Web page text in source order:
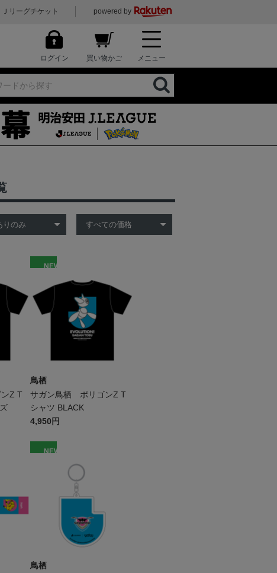
Ｊリーグチケット powered by
ログイン 買い物かご メニュー
Z T
NEW
鳥栖
サガン鳥栖 ポリゴンZ T
シャツ BLACK
4,950円
NEW
鳥栖